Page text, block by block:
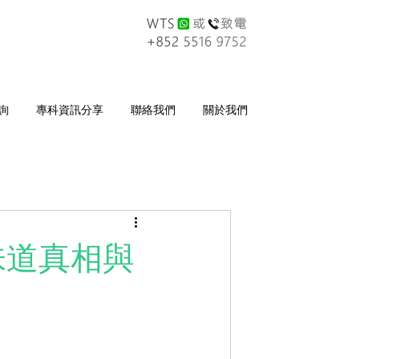
專科資訊分享 聯絡我們 關於我們
真相與